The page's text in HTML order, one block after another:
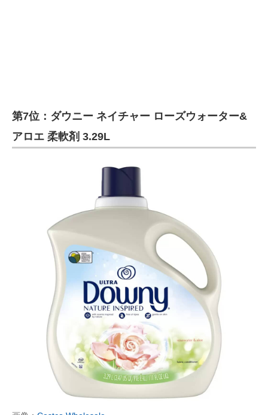
第7位：ダウニー ネイチャー ローズウォーター&
アロエ 柔軟剤 3.29L